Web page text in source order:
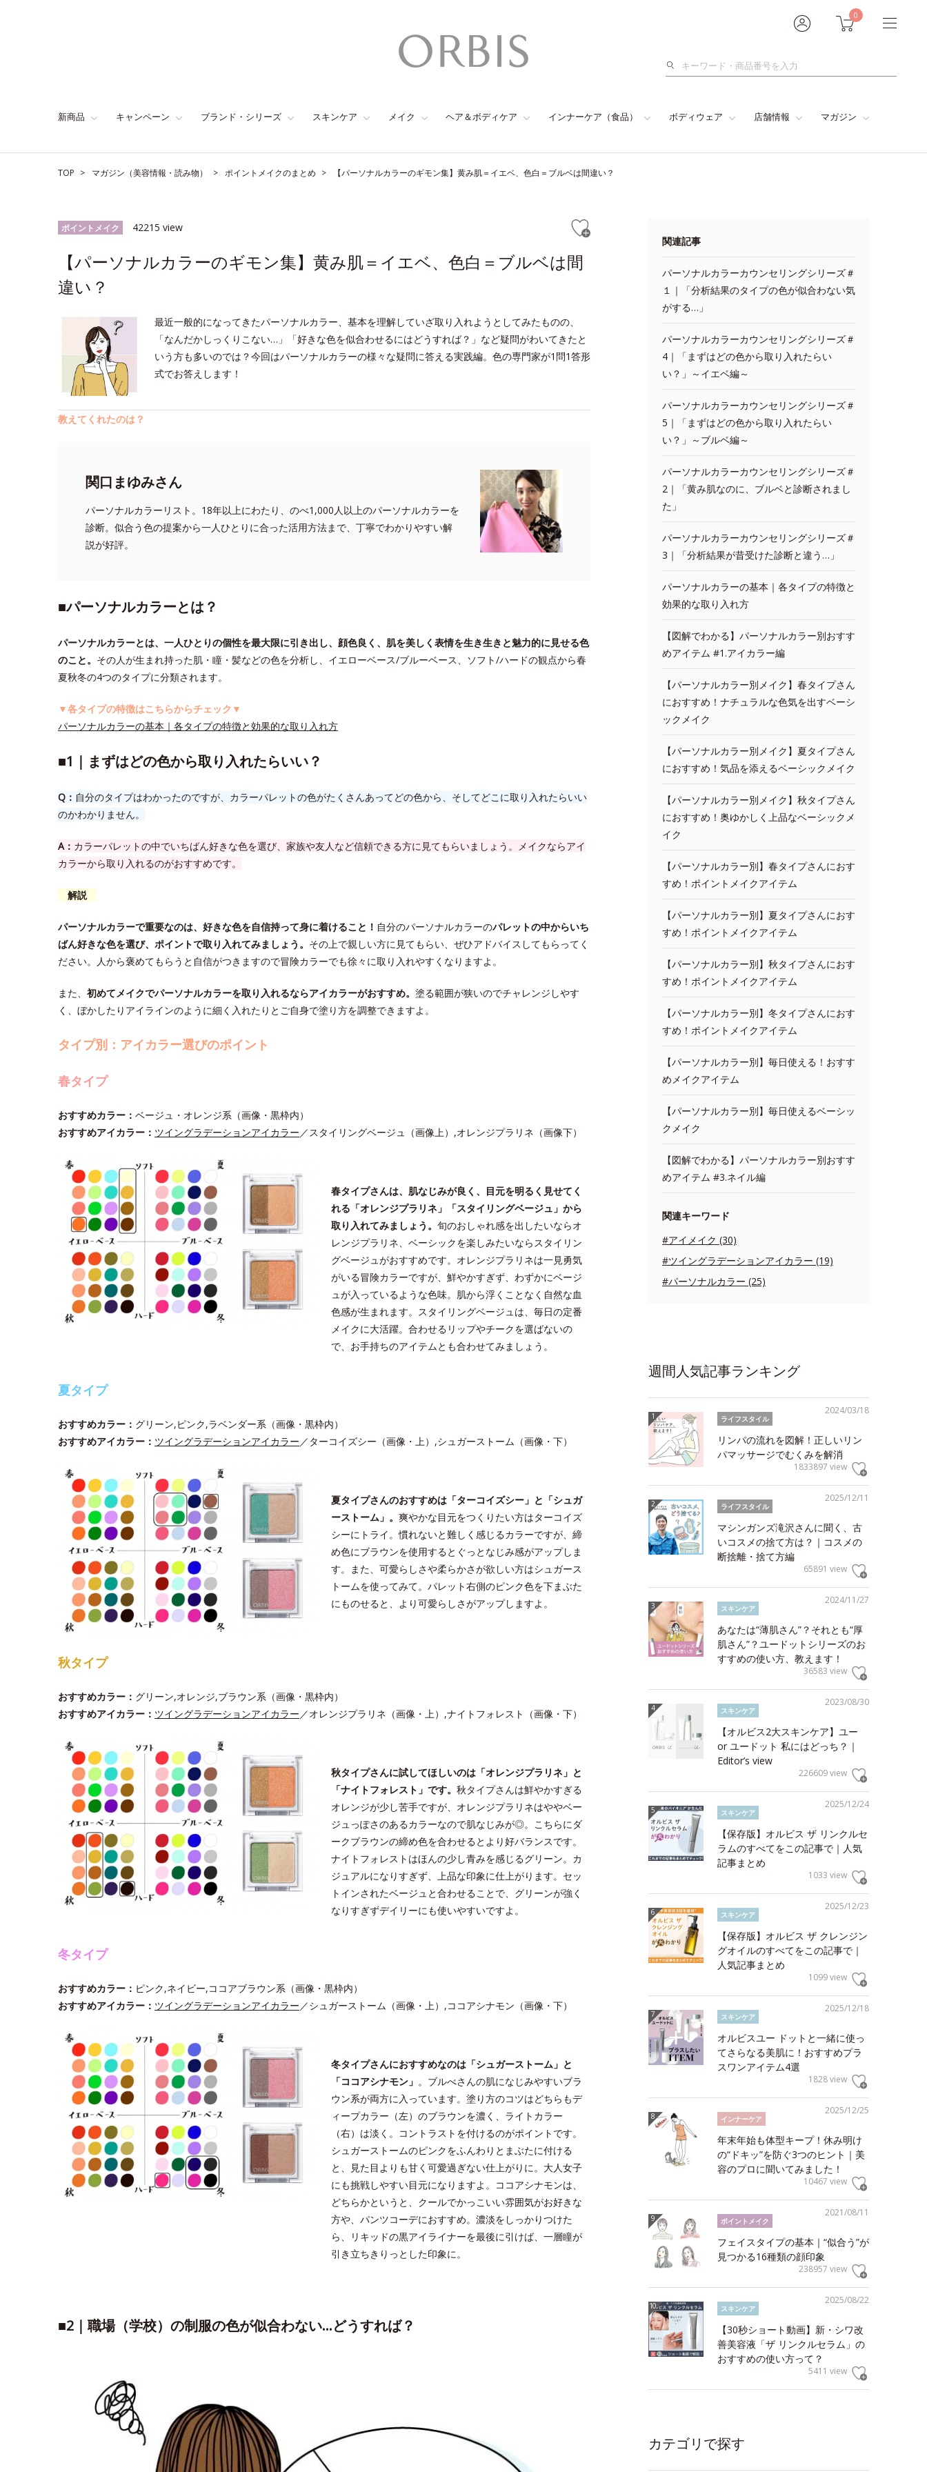
0
検
新商品 キャンペーン ブランド・シリーズ スキンケア メイク ヘア＆ボディケア インナーケア（食品） ボディウェア 店舗情報 マガジン
TOP マガジン（美容情報・読み物） ポイントメイクのまとめ 【パーソナルカラーのギモン集】黄み肌＝イエベ、色白＝ブルベは間違い？
ポイントメイク 42215 view
【パーソナルカラーのギモン集】黄み肌＝イエベ、色白＝ブルベは間
違い？
最近一般的になってきたパーソナルカラー、基本を理解していざ取り入れようとしてみたものの、
「なんだかしっくりこない…」「好きな色を似合わせるにはどうすれば？」など疑問がわいてきたと
いう方も多いのでは？今回はパーソナルカラーの様々な疑問に答える実践編。色の専門家が1問1答形
式でお答えします！
教えてくれたのは？
関口まゆみさん
パーソナルカラーリスト。18年以上にわたり、のべ1,000人以上のパーソナルカラーを
診断。似合う色の提案から一人ひとりに合った活用方法まで、丁寧でわかりやすい解
説が好評。
■パーソナルカラーとは？
パーソナルカラーとは、一人ひとりの個性を最大限に引き出し、顔色良く、肌を美しく表情を生き生きと魅力的に見せる色
のこと。 その人が生まれ持った肌・瞳・髪などの色を分析し、イエローベース/ブルーベース、ソフト/ハードの観点から春
夏秋冬の4つのタイプに分類されます。
▼各タイプの特徴はこちらからチェック▼
パーソナルカラーの基本｜各タイプの特徴と効果的な取り入れ方
■1｜まずはどの色から取り入れたらいい？
Q： 自分のタイプはわかったのですが、カラーパレットの色がたくさんあってどの色から、そしてどこに取り入れたらいい
のかわかりません。
A： カラーパレットの中でいちばん好きな色を選び、家族や友人など信頼できる方に見てもらいましょう。メイクならアイ
カラーから取り入れるのがおすすめです。
解説
パーソナルカラーで重要なのは、好きな色を自信持って身に着けること！ 自分のパーソナルカラーのパレットの中からいち
ばん好きな色を選び、ポイントで取り入れてみましょう。 その上で親しい方に見てもらい、ぜひアドバイスしてもらってく
ださい。人から褒めてもらうと自信がつきますので冒険カラーでも徐々に取り入れやすくなりますよ。
また、 初めてメイクでパーソナルカラーを取り入れるならアイカラーがおすすめ。 塗る範囲が狭いのでチャレンジしやす
く、ぼかしたりアイラインのように細く入れたりとご自身で塗り方を調整できますよ。
タイプ別：アイカラー選びのポイント
春タイプ
おすすめカラー： ベージュ・オレンジ系（画像・黒枠内）
おすすめアイカラー： ツイングラデーションアイカラー／スタイリングベージュ（画像上）,オレンジプラリネ（画像下）
春タイプさんは、肌なじみが良く、目元を明るく見せてく
れる「オレンジプラリネ」「スタイリングベージュ」から
取り入れてみましょう。 旬のおしゃれ感を出したいならオ
レンジプラリネ、ベーシックを楽しみたいならスタイリン
グベージュがおすすめです。オレンジプラリネは一見勇気
がいる冒険カラーですが、鮮やかすぎず、わずかにベージ
ュが入っているような色味。肌から浮くことなく自然な血
色感が生まれます。スタイリングベージュは、毎日の定番
メイクに大活躍。合わせるリップやチークを選ばないの
で、お手持ちのアイテムとも合わせてみましょう。
夏タイプ
おすすめカラー： グリーン,ピンク,ラベンダー系（画像・黒枠内）
おすすめアイカラー： ツイングラデーションアイカラー／ターコイズシー（画像・上）,シュガーストーム（画像・下）
夏タイプさんのおすすめは「ターコイズシー」と「シュガ
ーストーム」。 爽やかな目元をつくりたい方はターコイズ
シーにトライ。慣れないと難しく感じるカラーですが、締
め色にブラウンを使用するとぐっとなじみ感がアップしま
す。また、可愛らしさや柔らかさが欲しい方はシュガース
トームを使ってみて。パレット右側のピンク色を下まぶた
にものせると、より可愛らしさがアップしますよ。
秋タイプ
おすすめカラー： グリーン,オレンジ,ブラウン系（画像・黒枠内）
おすすめアイカラー： ツイングラデーションアイカラー／オレンジプラリネ（画像・上）,ナイトフォレスト（画像・下）
秋タイプさんに試してほしいのは「オレンジプラリネ」と
「ナイトフォレスト」です。 秋タイプさんは鮮やかすぎる
オレンジが少し苦手ですが、オレンジプラリネはややベー
ジュっぽさのあるカラーなので肌なじみが◎。こちらにダ
ークブラウンの締め色を合わせるとより好バランスです。
ナイトフォレストはほんの少し青みを感じるグリーン。カ
ジュアルになりすぎず、上品な印象に仕上がります。セッ
トインされたベージュと合わせることで、グリーンが強く
なりすぎずデイリーにも使いやすいですよ。
冬タイプ
おすすめカラー： ピンク,ネイビー,ココアブラウン系（画像・黒枠内）
おすすめアイカラー： ツイングラデーションアイカラー／シュガーストーム（画像・上）,ココアシナモン（画像・下）
冬タイプさんにおすすめなのは「シュガーストーム」と
「ココアシナモン」 。ブルべさんの肌になじみやすいブラ
ウン系が両方に入っています。塗り方のコツはどちらもデ
ィープカラー（左）のブラウンを濃く、ライトカラー
（右）は淡く。コントラストを付けるのがポイントです。
シュガーストームのピンクをふんわりとまぶたに付ける
と、見た目よりも甘く可愛過ぎない仕上がりに。大人女子
にも挑戦しやすい目元になりますよ。ココアシナモンは、
どちらかというと、クールでかっこいい雰囲気がお好きな
方や、パンツコーデにおすすめ。濃淡をしっかりつけた
ら、リキッドの黒アイライナーを最後に引けば、一層瞳が
引き立ちきりっとした印象に。
■2｜職場（学校）の制服の色が似合わない…どうすれば？
関連記事
パーソナルカラーカウンセリングシリーズ＃
１｜「分析結果のタイプの色が似合わない気
がする…」
パーソナルカラーカウンセリングシリーズ＃
4｜「まずはどの色から取り入れたらい
い？」～イエベ編～
パーソナルカラーカウンセリングシリーズ＃
5｜「まずはどの色から取り入れたらい
い？」～ブルベ編～
パーソナルカラーカウンセリングシリーズ＃
2｜「黄み肌なのに、ブルベと診断されまし
た」
パーソナルカラーカウンセリングシリーズ＃
3｜「分析結果が昔受けた診断と違う…」
パーソナルカラーの基本｜各タイプの特徴と
効果的な取り入れ方
【図解でわかる】パーソナルカラー別おすす
めアイテム #1.アイカラー編
【パーソナルカラー別メイク】春タイプさん
におすすめ！ナチュラルな色気を出すベーシ
ックメイク
【パーソナルカラー別メイク】夏タイプさん
におすすめ！気品を添えるベーシックメイク
【パーソナルカラー別メイク】秋タイプさん
におすすめ！奥ゆかしく上品なベーシックメ
イク
【パーソナルカラー別】春タイプさんにおす
すめ！ポイントメイクアイテム
【パーソナルカラー別】夏タイプさんにおす
すめ！ポイントメイクアイテム
【パーソナルカラー別】秋タイプさんにおす
すめ！ポイントメイクアイテム
【パーソナルカラー別】冬タイプさんにおす
すめ！ポイントメイクアイテム
【パーソナルカラー別】毎日使える！おすす
めメイクアイテム
【パーソナルカラー別】毎日使えるベーシッ
クメイク
【図解でわかる】パーソナルカラー別おすす
めアイテム #3.ネイル編
関連キーワード
#アイメイク (30)
#ツイングラデーションアイカラー (19)
#パーソナルカラー (25)
週間人気記事ランキング
2024/03/18
ライフスタイル
リンパの流れを図解！正しいリン
パマッサージでむくみを解消
1833897 view
2025/12/11
ライフスタイル
マシンガンズ滝沢さんに聞く、古
いコスメの捨て方は？｜コスメの
断捨離・捨て方編
65891 view
2024/11/27
スキンケア
あなたは“薄肌さん”？それとも“厚
肌さん”？ユードットシリーズのお
すすめの使い方、教えます！
36583 view
2023/08/30
スキンケア
【オルビス2大スキンケア】ユー
or ユードット 私にはどっち？｜
Editor’s view
226609 view
2025/12/24
スキンケア
【保存版】オルビス ザ リンクルセ
ラムのすべてをこの記事で｜人気
記事まとめ
1033 view
2025/12/23
スキンケア
【保存版】オルビス ザ クレンジン
グオイルのすべてをこの記事で｜
人気記事まとめ
1099 view
2025/12/18
スキンケア
オルビスユー ドットと一緒に使っ
てさらなる美肌に！おすすめプラ
スワンアイテム4選
1828 view
2025/12/25
インナーケア
年末年始も体型キープ！休み明け
の“ドキッ”を防ぐ3つのヒント｜美
容のプロに聞いてみました！
10467 view
2021/08/11
ポイントメイク
フェイスタイプの基本｜“似合う”が
見つかる16種類の顔印象
238957 view
2025/08/22
スキンケア
【30秒ショート動画】新・シワ改
善美容液「ザ リンクルセラム」の
おすすめの使い方って？
5411 view
カテゴリで探す